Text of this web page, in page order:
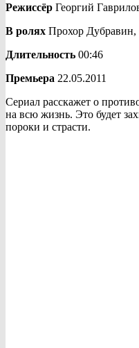
Режиссёр Георгий
В ролях Прохор Дубравин,
Длительность 00:46
Премьера 22.05.2011
Сериал расскажет о
на всю жизнь. Это будет
пороки и страсти.